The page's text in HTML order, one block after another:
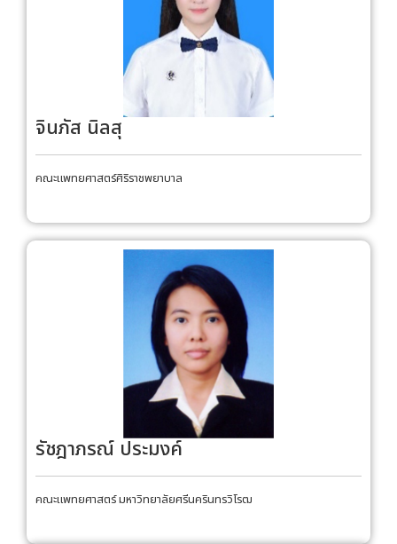
จินภัส นิลสุ
คณะแพทยศาสตร์ศิริราชพยาบาล
รัชฎาภรณ์ ประมงค์
คณะแพทยศาสตร์ มหาวิทยาลัยศรีนครินทรวิโรฒ